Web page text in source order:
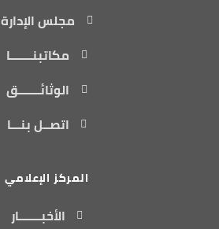
مجلس الإدارة
مكاتبنـــــــا
الوثائـــــــق
اتصــل بنـــا
المركز الإعلامي
الأخبـــــــار